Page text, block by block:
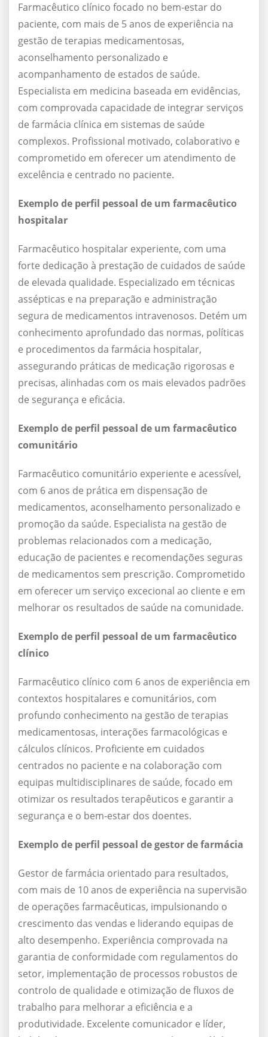
Farmacêutico clínico focado no bem-estar do
paciente, com mais de 5 anos de experiência na
gestão de terapias medicamentosas,
aconselhamento personalizado e
acompanhamento de estados de saúde.
Especialista em medicina baseada em evidências,
com comprovada capacidade de integrar serviços
de farmácia clínica em sistemas de saúde
complexos. Profissional motivado, colaborativo e
comprometido em oferecer um atendimento de
excelência e centrado no paciente.
Exemplo de perfil pessoal de um farmacêutico
hospitalar
Farmacêutico hospitalar experiente, com uma
forte dedicação à prestação de cuidados de saúde
de elevada qualidade. Especializado em técnicas
assépticas e na preparação e administração
segura de medicamentos intravenosos. Detém um
conhecimento aprofundado das normas, políticas
e procedimentos da farmácia hospitalar,
assegurando práticas de medicação rigorosas e
precisas, alinhadas com os mais elevados padrões
de segurança e eficácia.
Exemplo de perfil pessoal de um farmacêutico
comunitário
Farmacêutico comunitário experiente e acessível,
com 6 anos de prática em dispensação de
medicamentos, aconselhamento personalizado e
promoção da saúde. Especialista na gestão de
problemas relacionados com a medicação,
educação de pacientes e recomendações seguras
de medicamentos sem prescrição. Comprometido
em oferecer um serviço excecional ao cliente e em
melhorar os resultados de saúde na comunidade.
Exemplo de perfil pessoal de um farmacêutico
clínico
Farmacêutico clínico com 6 anos de experiência em
contextos hospitalares e comunitários, com
profundo conhecimento na gestão de terapias
medicamentosas, interações farmacológicas e
cálculos clínicos. Proficiente em cuidados
centrados no paciente e na colaboração com
equipas multidisciplinares de saúde, focado em
otimizar os resultados terapêuticos e garantir a
segurança e o bem-estar dos doentes.
Exemplo de perfil pessoal de gestor de farmácia
Gestor de farmácia orientado para resultados,
com mais de 10 anos de experiência na supervisão
de operações farmacêuticas, impulsionando o
crescimento das vendas e liderando equipas de
alto desempenho. Experiência comprovada na
garantia de conformidade com regulamentos do
setor, implementação de processos robustos de
controlo de qualidade e otimização de fluxos de
trabalho para melhorar a eficiência e a
produtividade. Excelente comunicador e líder,